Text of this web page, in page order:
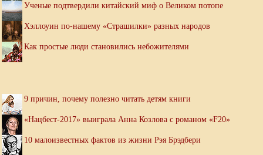
Ученые подтвердили китайский миф о Великом потопе
Хэллоуин по-нашему «Страшилки» разных народов
Как простые люди становились небожителями
9 причин, почему полезно читать детям книги
«Нацбест-2017» выиграла Анна Козлова с романом «F20»
10 малоизвестных фактов из жизни Рэя Брэдбери